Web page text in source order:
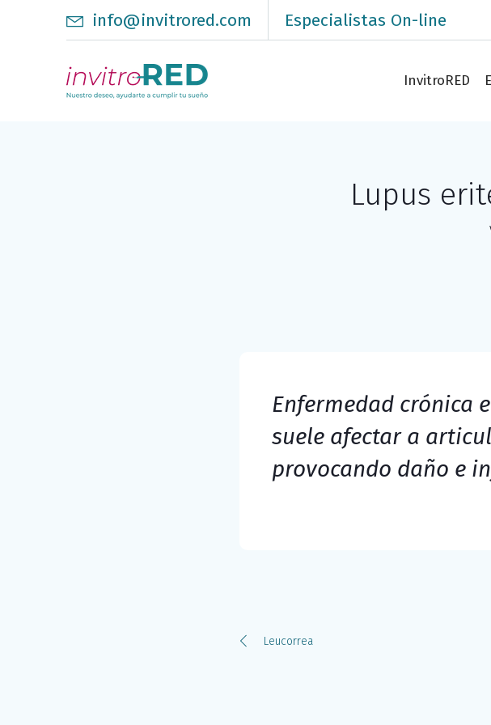
info@invitrored.com Especialistas On-line
InvitroRED
Lupus
Enfermedad crónica
suele afectar a
provocando daño e
Leucorrea